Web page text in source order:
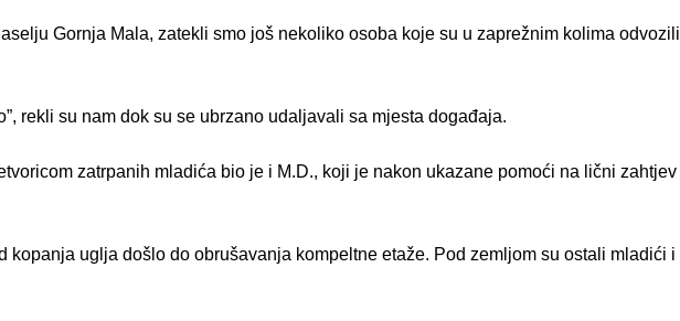
Gornja Mala, zatekli smo još nekoliko osoba koje su u zaprežnim kolima odvozili
rekli su nam dok su se ubrzano udaljavali sa mjesta događaja.
zatrpanih mladića bio je i M.D., koji je nakon ukazane pomoći na lični zahtjev
kopanja uglja došlo do obrušavanja kompeltne etaže. Pod zemljom su ostali mladići i